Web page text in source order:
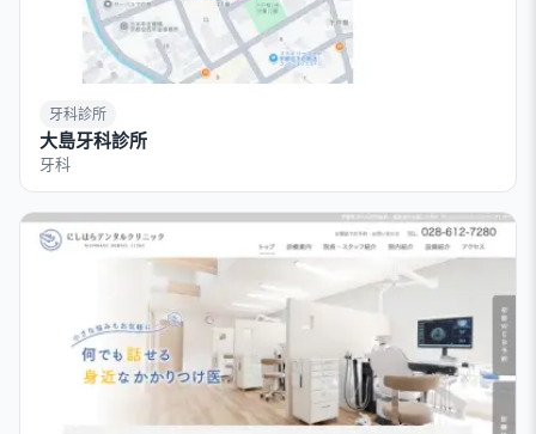
牙科診所
大島牙科診所
牙科